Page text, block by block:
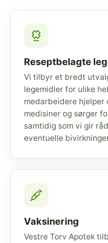
Reseptbelagte
Vi tilbyr et bredt
legemidler for ulike
medarbeidere hjelper
medisiner og sørger
samtidig som vi gir
eventuelle
Vaksinering
Vestre Torv Apotek